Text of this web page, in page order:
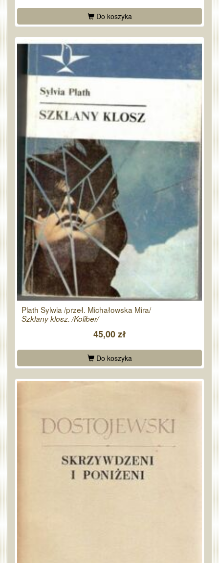
Do koszyka
Plath Sylwia /przeł. Michałowska Mira/
Szklany klosz. /Koliber/
45,00 zł
Do koszyka